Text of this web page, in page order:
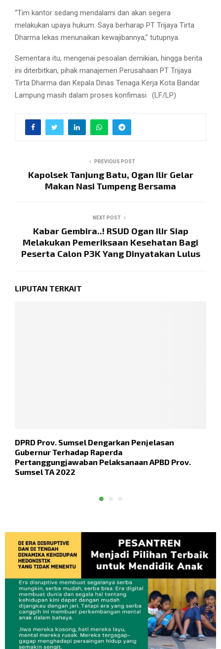
“Tim kantor sedang mendalami dan akan segera
melakukan upaya hukum. Saya berharap PT Trijaya Tirta
Dharma lekas menunaikan kewajibannya,” tutupnya.
Sementara itu, mengenai pesoalan demikian, hingga berita
ini diterbitkan, pihak manajemen Perusahaan PT Trijaya
Tirta Dharma dan Kepala Dinas Tenaga Kerja Kota Bandar
Lampung masih dalam proses konfimasi. (LF/LP)
PREVIOUS POST
Kapolsek Tanjung Batu, Ogan Ilir Gelar
Makan Nasi Tumpeng Bersama
NEXT POST
Kabar Gembira..! RSUD Ogan Ilir Siap
Melakukan Pemeriksaan Kesehatan Bagi
Peserta Calon P3K Yang Dinyatakan Lulus
LIPUTAN TERKAIT
DPRD Prov. Sumsel Dengarkan Penjelasan
Gubernur Terhadap Raperda
Pertanggungjawaban Pelaksanaan APBD Prov.
Sumsel TA 2022